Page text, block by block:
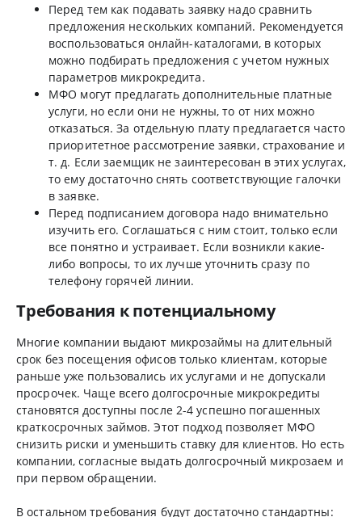
Перед тем как подавать заявку надо сравнить
предложения нескольких компаний. Рекомендуется
воспользоваться онлайн-каталогами, в которых
можно подбирать предложения с учетом нужных
параметров микрокредита.
МФО могут предлагать дополнительные платные
услуги, но если они не нужны, то от них можно
отказаться. За отдельную плату предлагается часто
приоритетное рассмотрение заявки, страхование и
т. д. Если заемщик не заинтересован в этих услугах,
то ему достаточно снять соответствующие галочки
в заявке.
Перед подписанием договора надо внимательно
изучить его. Соглашаться с ним стоит, только если
все понятно и устраивает. Если возникли какие-
либо вопросы, то их лучше уточнить сразу по
телефону горячей линии.
Требования к потенциальному
Многие компании выдают микрозаймы на длительный
срок без посещения офисов только клиентам, которые
раньше уже пользовались их услугами и не допускали
просрочек. Чаще всего долгосрочные микрокредиты
становятся доступны после 2-4 успешно погашенных
краткосрочных займов. Этот подход позволяет МФО
снизить риски и уменьшить ставку для клиентов. Но есть
компании, согласные выдать долгосрочный микрозаем и
при первом обращении.
В остальном требования будут достаточно стандартны: